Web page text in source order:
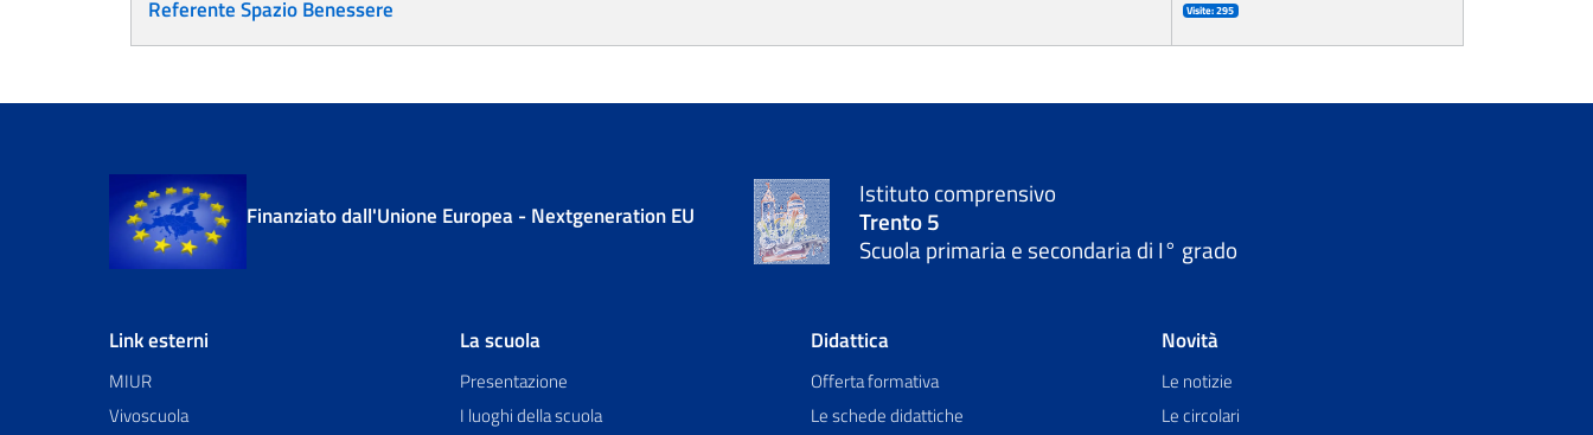
Referente Spazio Benessere Visite: 295
Finanziato dall'Unione Europea - Nextgeneration EU
Istituto comprensivo
Trento 5
Scuola primaria e secondaria di I° grado
Link esterni
MIUR
Vivoscuola
La scuola
Presentazione
I luoghi della scuola
Didattica
Offerta formativa
Le schede didattiche
Novità
Le notizie
Le circolari